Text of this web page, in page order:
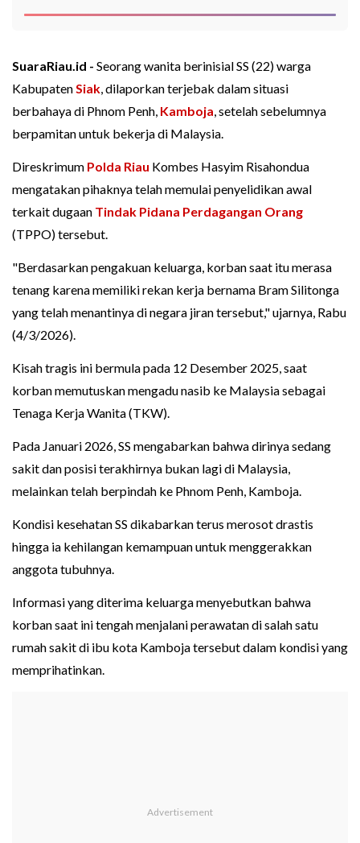
SuaraRiau.id - Seorang wanita berinisial SS (22) warga
KabupatenSiak, dilaporkan terjebak dalam situasi
berbahaya di Phnom Penh, Kamboja, setelah sebelumnya
berpamitan untuk bekerja di Malaysia.
Direskrimum Polda Riau Kombes Hasyim Risahondua
mengatakan pihaknya telah memulai penyelidikan awal
terkait dugaan Tindak Pidana Perdagangan Orang
(TPPO) tersebut.
"Berdasarkan pengakuan keluarga, korban saat itu merasa
tenang karena memiliki rekan kerja bernama Bram Silitonga
yang telah menantinya di negara jiran tersebut," ujarnya, Rabu
(4/3/2026).
Kisah tragis ini bermula pada 12 Desember 2025, saat
korban memutuskan mengadu nasib ke Malaysia sebagai
Tenaga Kerja Wanita (TKW).
Pada Januari 2026, SS mengabarkan bahwa dirinya sedang
sakit dan posisi terakhirnya bukan lagi di Malaysia,
melainkan telah berpindah ke Phnom Penh, Kamboja.
Kondisi kesehatan SS dikabarkan terus merosot drastis
hingga ia kehilangan kemampuan untuk menggerakkan
anggota tubuhnya.
Informasi yang diterima keluarga menyebutkan bahwa
korban saat ini tengah menjalani perawatan di salah satu
rumah sakit di ibu kota Kamboja tersebut dalam kondisi yang
memprihatinkan.